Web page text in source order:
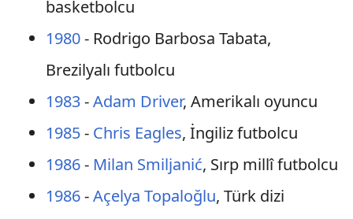
basketbolcu
1980- Rodrigo Barbosa Tabata,
Brezilyalı futbolcu
1983-Adam Driver, Amerikalı oyuncu
1985- Chris Eagles, İngiliz futbolcu
1986- Milan Smiljanić, Sırp millî futbolcu
1986-Açelya Topaloğlu, Türk dizi